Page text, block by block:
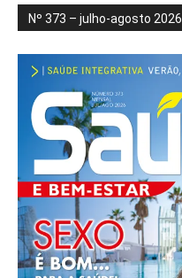
Nº 373 – julho-agosto 2026